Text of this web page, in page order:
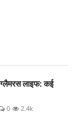
ग्लैमरस लाइफ: कई
0 2.4k